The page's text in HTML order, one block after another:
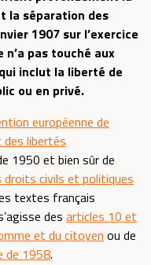
la séparation des
1907 sur l’exercice
pas touché aux
inclut la liberté de
ou en privé.
européenne de
des libertés
1950 et bien sûr de
civils et politiques
textes français
des articles 10 et
et du citoyen ou de
de 1958.